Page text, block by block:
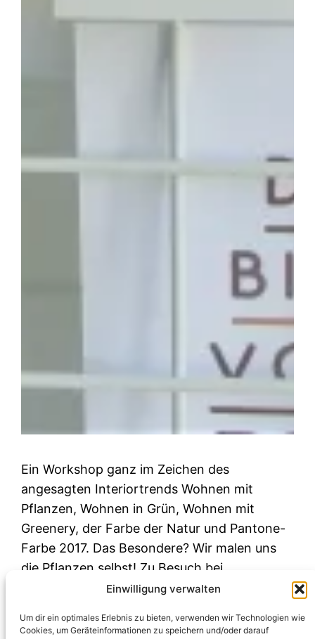
Einwilligung verwalten
Um dir ein optimales Erlebnis zu bieten, verwenden wir Technologien wie
Cookies, um Geräteinformationen zu speichern und/oder darauf
Ein Workshop ganz im Zeichen des
angesagten Interiortrends Wohnen mit
Pflanzen, Wohnen in Grün, Wohnen mit
Greenery, der Farbe der Natur und Pantone-
Farbe 2017. Das Besondere? Wir malen uns
die Pflanzen selbst! Zu Besuch bei
Greenfingers munich und der Künstlerin Silvia
März 13, 2017